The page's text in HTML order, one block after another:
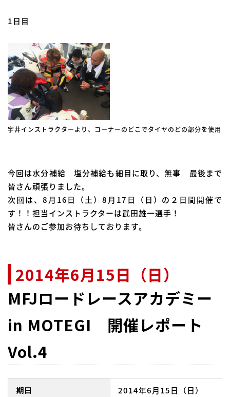
1日目
宇井インストラクターより、コーナーのどこでタイヤのどの部分を使用
今回は水分補給 塩分補給も細目に取り、無事 最後まで
皆さん頑張りました。
次回は、8月16日（土）8月17日（日）の２日間開催で
す！！担当インストラクターは武田雄一選手！
皆さんのご参加お待ちしております。
MFJロードレースアカデミー
in MOTEGI 開催レポート
Vol.4
2014年6月15日（日）
期日 2014年6月15日（日）